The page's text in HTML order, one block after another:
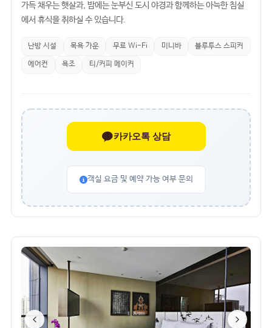
가득 채우는 햇살과, 밤에는 눈부신 도시 야경과 함께하는 아늑한 침실
에서 휴식을 취하실 수 있습니다.
난방 시설 목욕 가운 무료 Wi-Fi 미니바 블루투스 스피커
에어컨 욕조 티/커피 메이커
카카오톡 상담
객실 요금 및 예약 가능 여부 문의